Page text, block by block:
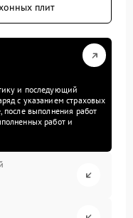
плит
и последующий
с указанием страховых
после выполнения работ
работ и